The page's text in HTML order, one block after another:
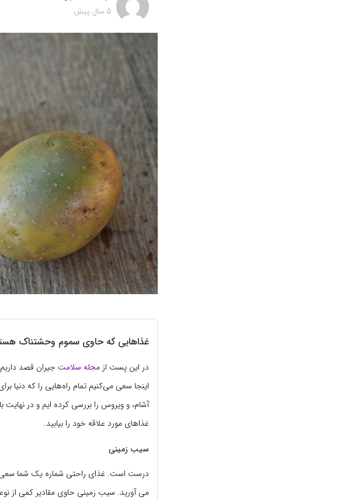
5 سال پیش
غذاهایی که حاوی سموم وحشتناک
در این پست از مجله سلامت جیران قصد
اینجا سعی می‌کنیم تمام راه‌هایی را که
آشام، و ویروس را بررسی کرده ایم و در
غذاهای مورد علاقه خود را بیابید.
سیب زمینی
درست است. غذای راحتی شماره یک شما سعی
می آورید. سیب زمینی حاوی مقادیر کمی از